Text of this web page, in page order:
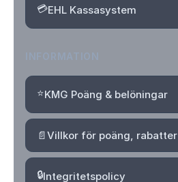
💳EHL Kassasystem
⭐KMG Poäng & belöningar
📄Villkor för poäng, rabatter
🔒Integritetspolicy